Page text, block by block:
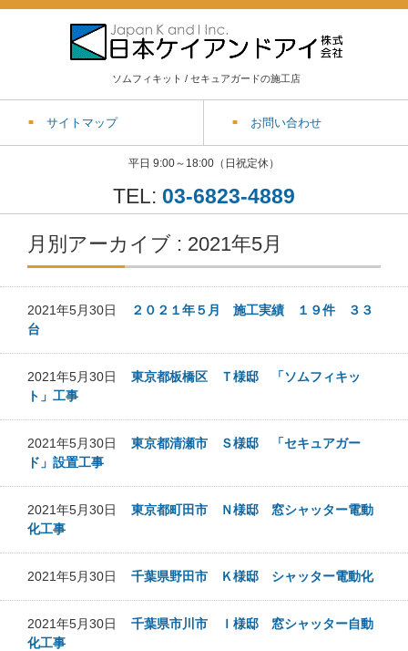
ソムフィキット / セキュアガードの施工店
サイトマップ お問い合わせ
平日 9:00～18:00（日祝定休）
TEL: 03-6823-4889
月別アーカイブ : 2021年5月
2021年5月30日
２０２１年５月 施工実績 １９件 ３３
台
2021年5月30日 東京都板橋区 Ｔ様邸 「ソムフィキッ
ト」工事
2021年5月30日 東京都清瀬市 Ｓ様邸 「セキュアガー
ド」設置工事
2021年5月30日 東京都町田市 Ｎ様邸 窓シャッター電動
化工事
2021年5月30日 千葉県野田市 Ｋ様邸 シャッター電動化
2021年5月30日 千葉県市川市 Ｉ様邸 窓シャッター自動
化工事